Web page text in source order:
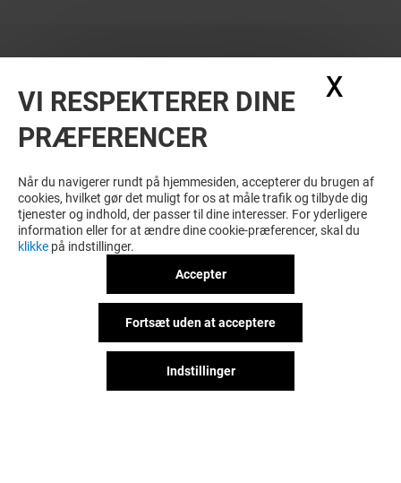
VI RESPEKTERER DINE
PRÆFERENCER
Når du navigerer rundt på hjemmesiden, accepterer du brugen af
cookies, hvilket gør det muligt for os at måle trafik og tilbyde dig
tjenester og indhold, der passer til dine interesser. For yderligere
information eller for at ændre dine cookie-præferencer, skal du
klikke på indstillinger.
Accepter
Fortsæt uden at acceptere
Indstillinger
X